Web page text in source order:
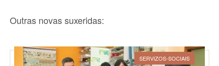
Outras novas suxeridas:
SERVIZOS-SOCIAIS